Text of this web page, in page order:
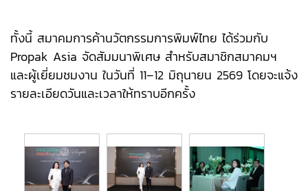
ทั้งนี้ สมาคมการค้านวัตกรรมการพิมพ์ไทย ได้ร่วมกับ
Propak Asia จัดสัมมนาพิเศษ สำหรับสมาชิกสมาคมฯ
และผู้เยี่ยมชมงาน ในวันที่ 11–12 มิถุนายน 2569 โดยจะแจ้ง
รายละเอียดวันและเวลาให้ทราบอีกครั้ง